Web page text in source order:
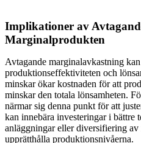
Implikationer av
Marginalprodukten
Avtagande marginalavkastning
produktionseffektiviteten och
minskar ökar kostnaden för att
minskar den totala lönsamheten.
närmar sig denna punkt för att
kan innebära investeringar i bättre
anläggningar eller diversifiering
upprätthålla produktionsnivåerna.